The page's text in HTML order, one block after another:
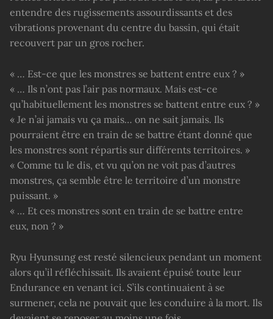
entendre des rugissements assourdissants et des
vibrations provenant du centre du bassin, qui était
recouvert par un gros rocher.
« … Est-ce que les monstres se battent entre eux ? »
« … Ils n’ont pas l’air pas normaux. Mais est-ce
qu’habituellement les monstres se battent entre eux ? »
« Je n’ai jamais vu ça mais… on ne sait jamais. Ils
pourraient être en train de se battre étant donné que
les monstres sont répartis sur différents territoires. »
« Comme tu le dis, et vu qu’on ne voit pas d’autres
monstres, ça semble être le territoire d’un monstre
puissant. »
« … Et ces monstres sont en train de se battre entre
eux, non ? »
Ryu Hyunsung est resté silencieux pendant un moment
alors qu’il réfléchissait. Ils avaient épuisé toute leur
Endurance en venant ici. S’ils continuaient à se
surmener, cela ne pouvait que les conduire à la mort. Ils